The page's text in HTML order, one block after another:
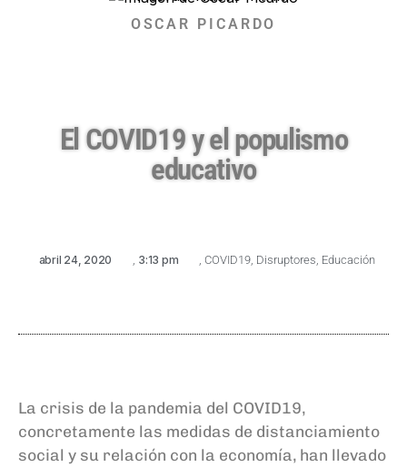
OSCAR PICARDO
El COVID19 y el populismo
educativo
abril 24, 2020 3:13 pm COVID19 Disruptores Educación
La crisis de la pandemia del COVID19,
concretamente las medidas de distanciamiento
social y su relación con la economía, han llevado